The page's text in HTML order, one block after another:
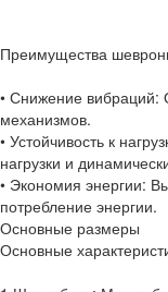
Преимущества
• Снижение вибраций:
механизмов.
• Устойчивость к
нагрузки и
• Экономия энергии:
потребление энергии.
Основные размеры
Основные